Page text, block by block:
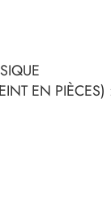
EN PIÈCES)